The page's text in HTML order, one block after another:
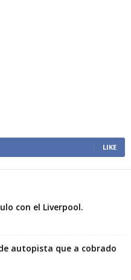
LIKE
con el Liverpool.
autopista que a cobrado